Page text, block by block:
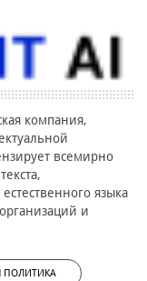
компания,
всемирно
языка
и
ПОЛИТИКА